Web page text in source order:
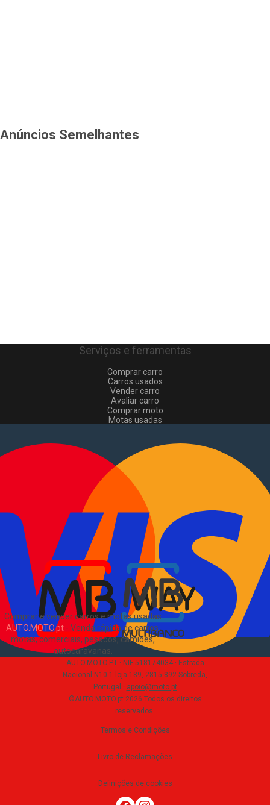
Anúncios Semelhantes
Comprar e vender carros e motas usadas
AUTO.MOTO.pt- Venda rápida de carros,
motas, comerciais, pesados, camiões,
autocaravanas.
Serviços e ferramentas
Comprar carro
Carros usados
Vender carro
Avaliar carro
Comprar moto
Motas usadas
Comerciais usados
Vender comerciais
Informações
Como comprar e vender
Pacotes de anúncios
Verificar VIN e matrícula
Sitemap
EN
Sobre Nós
AUTO.MOTO.PT · NIF 518174034 · Estrada
Nacional N10-1 loja 189, 2815-892 Sobreda,
Portugal · apoio@moto.pt
©AUTO.MOTO.pt 2026 Todos os direitos
reservados.
Termos e Condições
Livro de Reclamações
Definições de cookies